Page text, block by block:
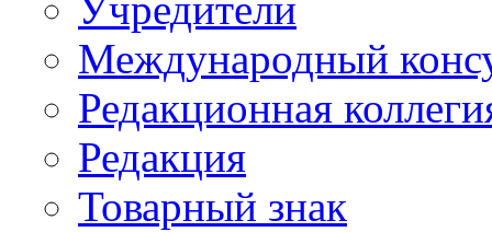
Учредители
Международный
Редакционная
Редакция
Товарный знак